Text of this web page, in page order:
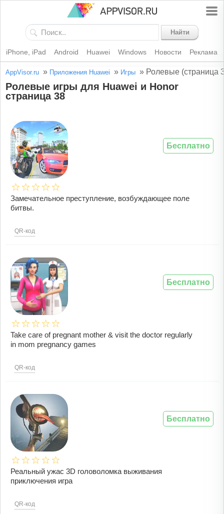
Найти
iPhone, iPad Android Huawei Windows Новости Реклама
AppVisor.ru » Приложения Huawei » Игры » Ролевые (страница
Ролевые игры для Huawei и Honor
страница 38
Замечательное преступление, возбуждающее поле
битвы.
QR-код
Бесплатно
Take care of pregnant mother & visit the doctor regularly
in mom pregnancy games
QR-код
Бесплатно
Реальный ужас 3D головоломка выживания
приключения игра
QR-код
Бесплатно